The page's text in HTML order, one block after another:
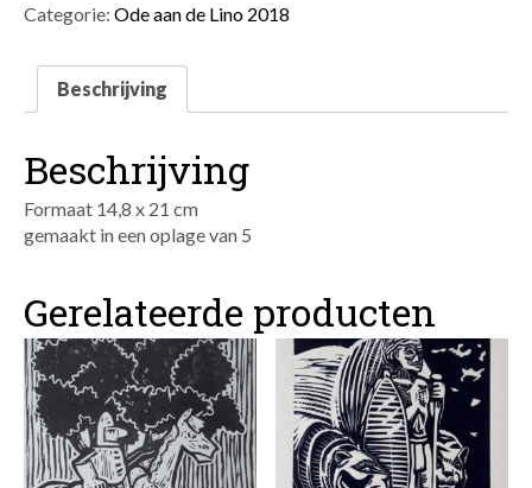
Categorie: Ode aan de Lino 2018
Beschrijving
Beschrijving
Formaat 14,8 x 21 cm
gemaakt in een oplage van 5
Gerelateerde producten